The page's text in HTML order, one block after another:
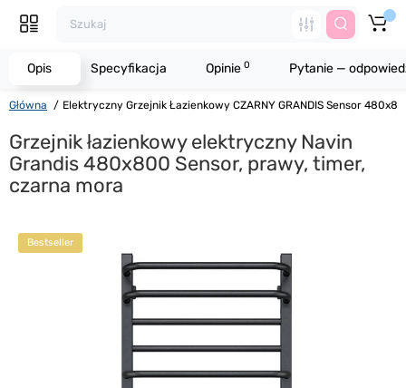
Główna Elektryczny Grzejnik Łazienkowy CZARNY GRANDIS Sensor
Grzejnik łazienkowy elektryczny Navin
Grandis 480х800 Sensor, prawy, timer,
czarna mora
Bestseller
Opis Specyfikacja Opinie 0 Pytanie —